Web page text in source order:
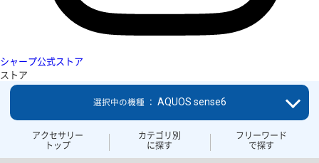
シャープ公式ストア
ストア
アクセサリー
トップ
カテゴリ別
に探す
フリーワード
で探す
選択中の機種 ： AQUOS sense6